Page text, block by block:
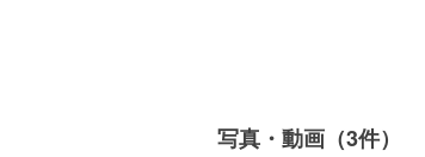
写真・動画（3件）